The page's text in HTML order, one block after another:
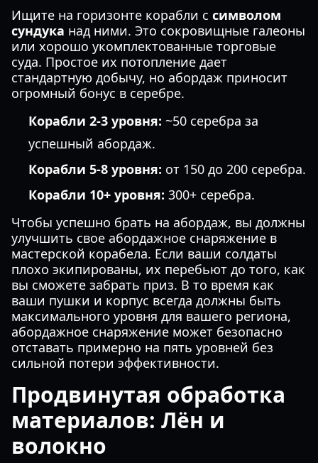
Ищите на горизонте корабли с символом
сундука над ними. Это сокровищные галеоны
или хорошо укомплектованные торговые
суда. Простое их потопление дает
стандартную добычу, но абордаж приносит
огромный бонус в серебре.
Корабли 2-3 уровня: ~50 серебра за
успешный абордаж.
Корабли 5-8 уровня: от 150 до 200 серебра.
Корабли 10+ уровня: 300+ серебра.
Чтобы успешно брать на абордаж, вы должны
улучшить свое абордажное снаряжение в
мастерской корабела. Если ваши солдаты
плохо экипированы, их перебьют до того, как
вы сможете забрать приз. В то время как
ваши пушки и корпус всегда должны быть
максимального уровня для вашего региона,
абордажное снаряжение может безопасно
отставать примерно на пять уровней без
сильной потери эффективности.
Продвинутая обработка
материалов: Лён и
волокно